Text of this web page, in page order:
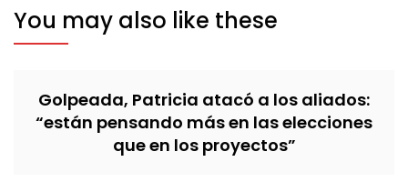
You may also like these
Golpeada, Patricia atacó a los aliados:
“están pensando más en las elecciones
que en los proyectos”